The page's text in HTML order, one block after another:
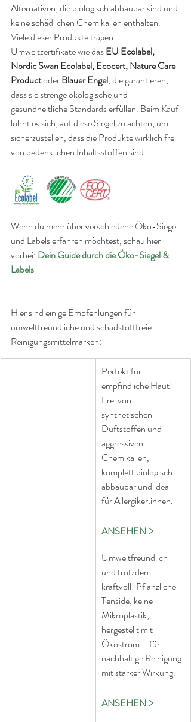
Alternativen, die biologisch abbaubar sind und
keine schädlichen Chemikalien enthalten.
Viele dieser Produkte tragen
Umweltzertifikate wie das EU Ecolabel,
Nordic Swan Ecolabel, Ecocert, Nature Care
Product oder Blauer Engel, die garantieren,
dass sie strenge ökologische und
gesundheitliche Standards erfüllen. Beim Kauf
lohnt es sich, auf diese Siegel zu achten, um
sicherzustellen, dass die Produkte wirklich frei
von bedenklichen Inhaltsstoffen sind.
Wenn du mehr über verschiedene Öko-Siegel
und Labels erfahren möchtest, schau hier
vorbei: Dein Guide durch die Öko-Siegel &
Labels
Hier sind einige Empfehlungen für
umweltfreundliche und schadstofffreie
Reinigungsmittelmarken:
Perfekt für
empfindliche Haut!
Frei von
synthetischen
Duftstoffen und
aggressiven
Chemikalien,
komplett biologisch
abbaubar und ideal
für Allergiker:innen.
ANSEHEN>
Umweltfreundlich
und trotzdem
kraftvoll! Pflanzliche
Tenside, keine
Mikroplastik,
hergestellt mit
Ökostrom – für
nachhaltige Reinigung
mit starker Wirkung.
ANSEHEN>